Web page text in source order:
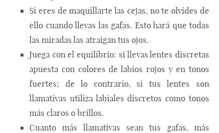
Si eres de maquillarte las cejas, no te olvides de
ello cuando llevas las gafas. Esto hará que todas
las miradas las atraigan tus ojos.
Juega con el equilibrio: si llevas lentes discretas
apuesta con colores de labios rojos y en tonos
fuertes; de lo contrario, si tus lentes son
llamativas utiliza labiales discretos como tonos
más claros o brillos.
Cuanto más llamativas sean tus gafas, más